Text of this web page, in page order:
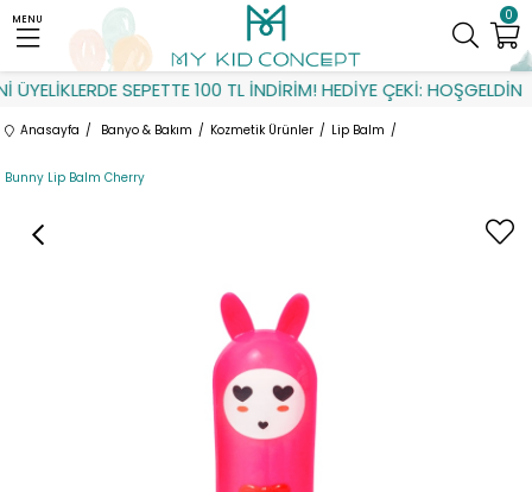
SEPETTE 100 TL İNDİRİM! HEDİYE ÇEKİ: HOŞGELDİN
0
MENU
Anasayfa Banyo & Bakım Kozmetik Ürünler Lip Balm
Bunny Lip Balm Cherry